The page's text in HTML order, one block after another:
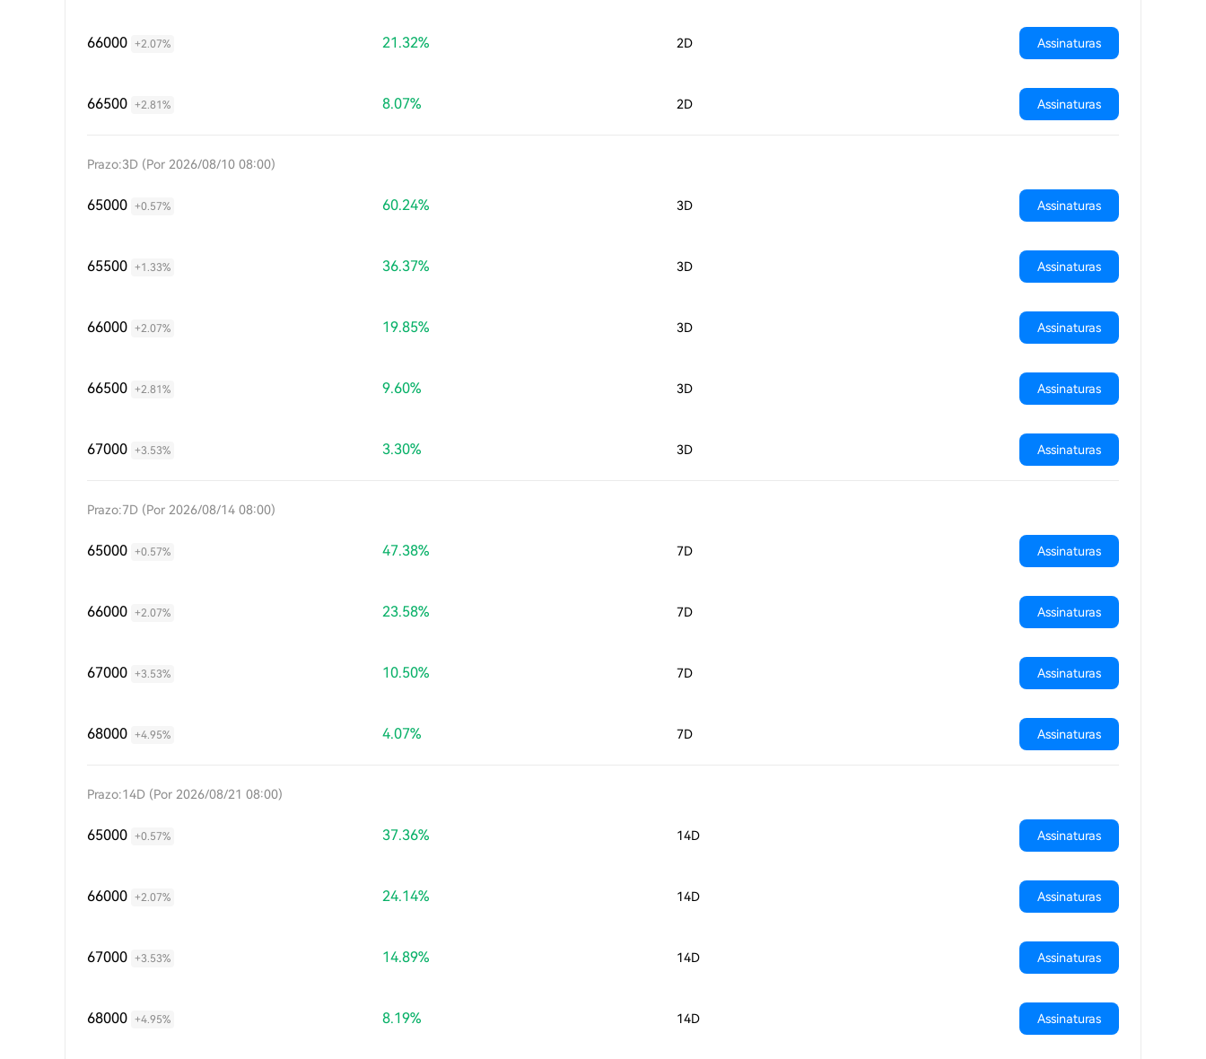
66000 +2.07% 21.32% 2D Assinaturas
66500 +2.81% 8.07% 2D Assinaturas
Prazo:3D (Por 2026/08/10 08:00)
65000 +0.57% 60.24% 3D Assinaturas
65500 +1.33% 36.37% 3D Assinaturas
66000 +2.07% 19.85% 3D Assinaturas
66500 +2.81% 9.60% 3D Assinaturas
67000 +3.53% 3.30% 3D Assinaturas
Prazo:7D (Por 2026/08/14 08:00)
65000 +0.57% 47.38% 7D Assinaturas
66000 +2.07% 23.58% 7D Assinaturas
67000 +3.53% 10.50% 7D Assinaturas
68000 +4.95% 4.07% 7D Assinaturas
Prazo:14D (Por 2026/08/21 08:00)
65000 +0.57% 37.36% 14D Assinaturas
66000 +2.07% 24.14% 14D Assinaturas
67000 +3.53% 14.89% 14D Assinaturas
68000 +4.95% 8.19% 14D Assinaturas